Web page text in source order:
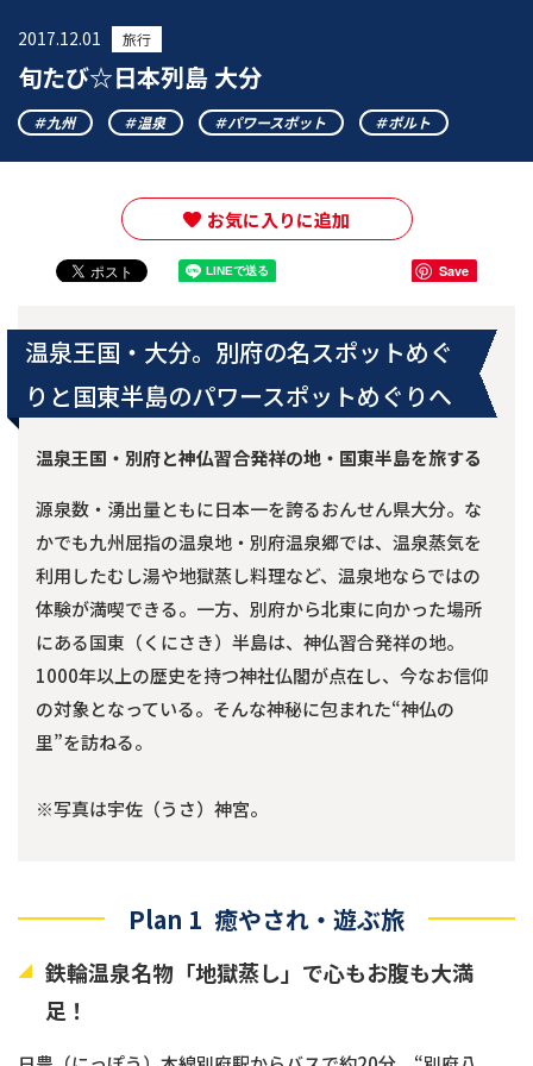
2017.12.01 旅行
旬たび☆日本列島 大分
九州 温泉 パワースポット ポルト
お気に入りに追加
Save
温泉王国・大分。別府の名スポットめぐ
りと国東半島のパワースポットめぐりへ
温泉王国・別府と神仏習合発祥の地・国東半島を旅する
源泉数・湧出量ともに日本一を誇るおんせん県大分。な
かでも九州屈指の温泉地・別府温泉郷では、温泉蒸気を
利用したむし湯や地獄蒸し料理など、温泉地ならではの
体験が満喫できる。一方、別府から北東に向かった場所
にある国東（くにさき）半島は、神仏習合発祥の地。
1000年以上の歴史を持つ神社仏閣が点在し、今なお信仰
の対象となっている。そんな神秘に包まれた“神仏の
里”を訪ねる。
※写真は宇佐（うさ）神宮。
Plan 1 癒やされ・遊ぶ旅
鉄輪温泉名物「地獄蒸し」で心もお腹も大満
足！